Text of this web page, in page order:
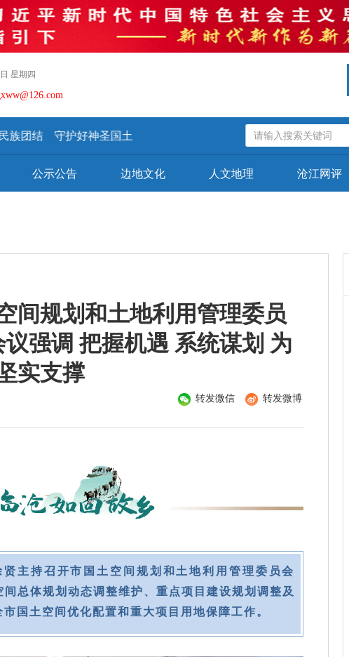
星期四
结 守护好神圣国土
公示公告 边地文化 人文地理 沧江网评
间规划和土地利用管理委员
强调 把握机遇 系统谋划 为
实支撑
转发微信 转发微博
主持召开市国土空间规划和土地利用管理委员会
总体规划动态调整维护、重点项目建设规划调整及
国土空间优化配置和重大项目用地保障工作。